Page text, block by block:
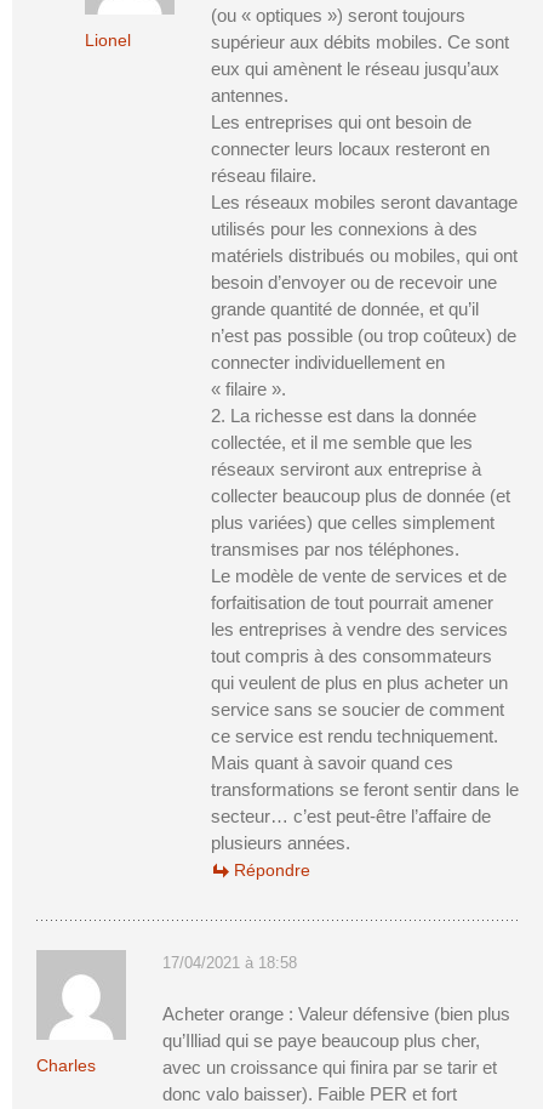
Lionel
(ou « optiques ») seront toujours
supérieur aux débits mobiles. Ce sont
eux qui amènent le réseau jusqu’aux
antennes.
Les entreprises qui ont besoin de
connecter leurs locaux resteront en
réseau filaire.
Les réseaux mobiles seront davantage
utilisés pour les connexions à des
matériels distribués ou mobiles, qui ont
besoin d’envoyer ou de recevoir une
grande quantité de donnée, et qu’il
n’est pas possible (ou trop coûteux) de
connecter individuellement en
« filaire ».
2. La richesse est dans la donnée
collectée, et il me semble que les
réseaux serviront aux entreprise à
collecter beaucoup plus de donnée (et
plus variées) que celles simplement
transmises par nos téléphones.
Le modèle de vente de services et de
forfaitisation de tout pourrait amener
les entreprises à vendre des services
tout compris à des consommateurs
qui veulent de plus en plus acheter un
service sans se soucier de comment
ce service est rendu techniquement.
Mais quant à savoir quand ces
transformations se feront sentir dans le
secteur… c’est peut-être l’affaire de
plusieurs années.
Répondre
Charles
17/04/2021 à 18:58
Acheter orange : Valeur défensive (bien plus
qu’Illiad qui se paye beaucoup plus cher,
avec un croissance qui finira par se tarir et
donc valo baisser). Faible PER et fort